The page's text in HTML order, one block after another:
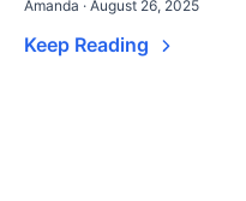
Amanda · August 26, 2025
Keep Reading